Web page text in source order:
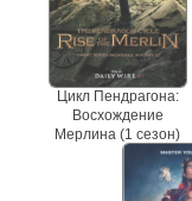
Цикл Пендрагона:
Восхождение
Мерлина (1 сезон)